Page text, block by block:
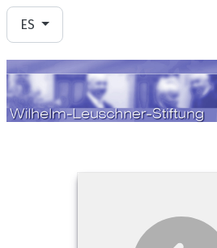
Seleccione su idioma
ES